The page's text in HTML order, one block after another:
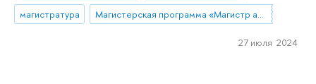
магистратура
Магистерская программа «Магистр аналитики бизнеса»
27 июля 2024